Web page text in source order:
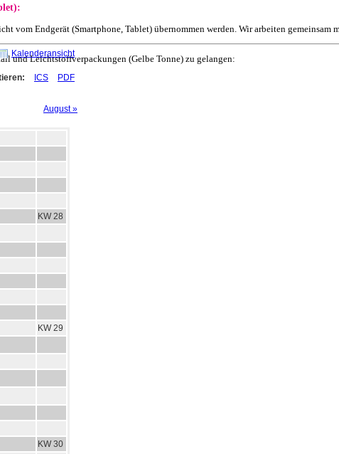
vom Endgerät (Smartphone, Tablet) übernommen werden. Wir arbeiten gemeinsam
und Leichtstoffverpackungen (Gelbe Tonne) zu gelangen:
Kalenderansicht
ICS PDF
August »
KW 28
KW 29
KW 30